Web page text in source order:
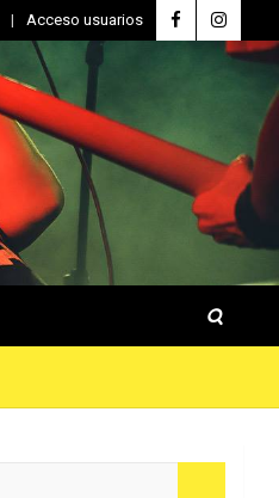
Acceso usuarios